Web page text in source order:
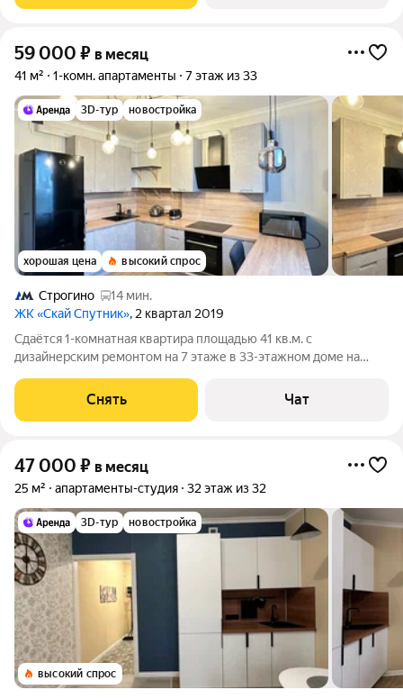
59 000 ₽ в месяц
41 м² 1-комн. апартаменты 7 этаж из 33
3D-тур новостройка
хорошая цена высокий спрос
Строгино
14 мин.
ЖК «Скай Спутник», 2 квартал 2019
Сдаётся 1-комнатная квартира площадью 41 кв.м. с
дизайнерским ремонтом на 7 этаже в 33-этажном доме на
Микроволновка Пылесос Дом -
Снять Чат
47 000 ₽ в месяц
25 м² апартаменты-студия 32 этаж из 32
3D-тур новостройка
высокий спрос